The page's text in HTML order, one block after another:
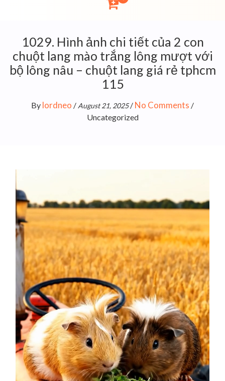
1029. Hình ảnh chi tiết của 2 con
chuột lang mào trắng lông mượt với
bộ lông nâu – chuột lang giá rẻ tphcm
115
By lordneo / August 21, 2025/ No Comments /
Uncategorized